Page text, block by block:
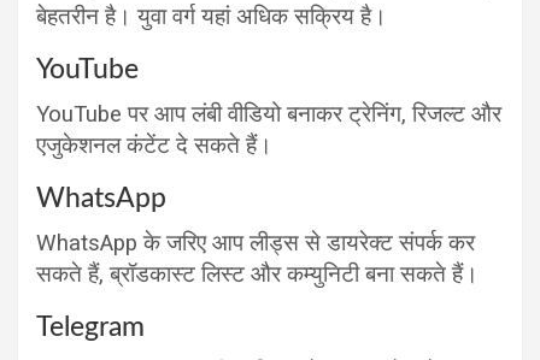
बेहतरीन है। युवा वर्ग यहां अधिक सक्रिय है।
YouTube
YouTube पर आप लंबी वीडियो बनाकर ट्रेनिंग, रिजल्ट और
एजुकेशनल कंटेंट दे सकते हैं।
WhatsApp
WhatsApp के जरिए आप लीड्स से डायरेक्ट संपर्क कर
सकते हैं, ब्रॉडकास्ट लिस्ट और कम्युनिटी बना सकते हैं।
Telegram